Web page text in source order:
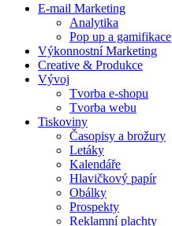
E-mail Marketing
Analytika
Pop up a gamifikace
Výkonnostní Marketing
Creative & Produkce
Vývoj
Tvorba e-shopu
Tvorba webu
Tiskoviny
Časopisy a brožury
Letáky
Kalendáře
Hlavičkový papír
Obálky
Prospekty
Reklamní plachty